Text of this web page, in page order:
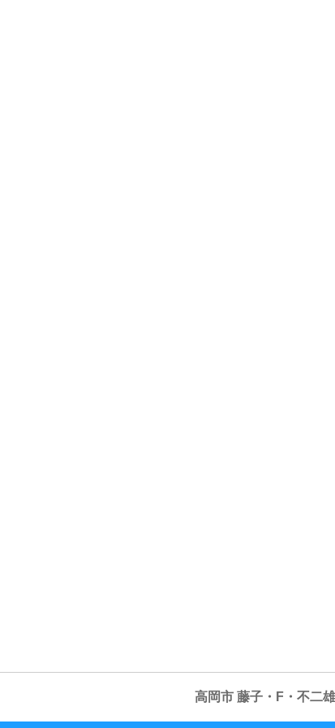
高岡市 藤子・F・不二